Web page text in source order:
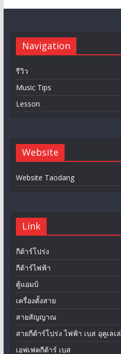
Navigation
รีวิว
Music Tips
Lesson
Website
Website Taodang
Link
กีต้าร์โปร่ง
กีต้าร์ไฟฟ้า
ตู้แอมป์
เครื่องตั้งสาย
สายสัญญาณ
สายกีต้าร์โปร่ง ไฟฟ้า เบส อุคูเลเล่
เอฟเฟคกีต้าร์ เบส